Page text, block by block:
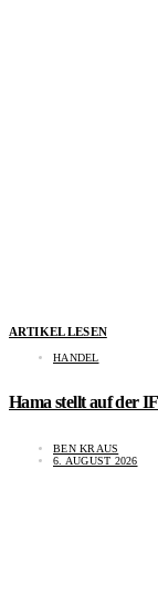
ARTIKEL LESEN
HANDEL
Hama stellt auf der
BEN KRAUS
6. AUGUST 2026